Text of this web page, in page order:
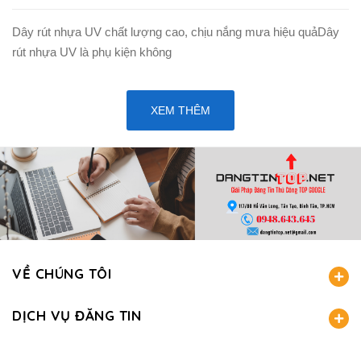
Dây rút nhựa UV chất lượng cao, chịu nắng mưa hiệu quảDây
rút nhựa UV là phụ kiện không
XEM THÊM
VỀ CHÚNG TÔI
DỊCH VỤ ĐĂNG TIN